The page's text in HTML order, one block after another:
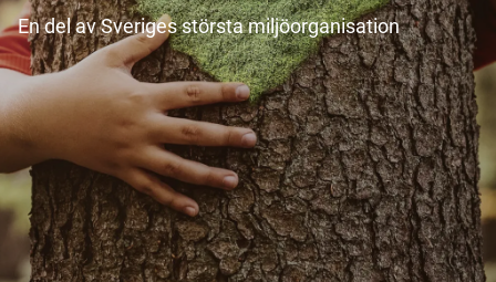
En del av Sveriges största miljöorganisation